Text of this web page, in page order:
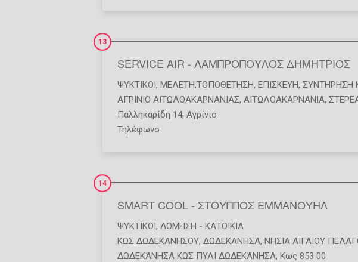
SERVICE AIR - ΛΑΜΠΡΟΠΟΥΛΟΣ ΔΗΜΗΤΡΙΟΣ
13
ΨΥΚΤΙΚΟΊ, ΜΕΛΈΤΗ,ΤΟΠΟΘΈΤΗΣΗ, ΕΠΙΣΚΕΥΉ, ΣΥΝΤΉΡΗΣΗ
ΑΓΡΙΝΙΟ ΑΙΤΩΛΟΑΚΑΡΝΑΝΙΑΣ, ΑΙΤΩΛΟΑΚΑΡΝΑΝΙΑ,
Παλληκαρίδη 14, Αγρίνιο
Τηλέφωνο
SMART COOL - ΣΤΟΥΠΠΟΣ ΕΜΜΑΝΟΥΗΛ
14
ΨΥΚΤΙΚΟΊ, ΔΌΜΗΣΗ - ΚΑΤΟΙΚΊΑ
ΚΩΣ ΔΩΔΕΚΑΝΗΣΟΥ, ΔΩΔΕΚΑΝΗΣΑ, ΝΗΣΙΑ ΑΙΓΑΙΟΥ
ΔΩΔΕΚΆΝΗΣΑ ΚΩΣ ΠΥΛΙ ΔΩΔΕΚΆΝΗΣΑ, Κως 853 00